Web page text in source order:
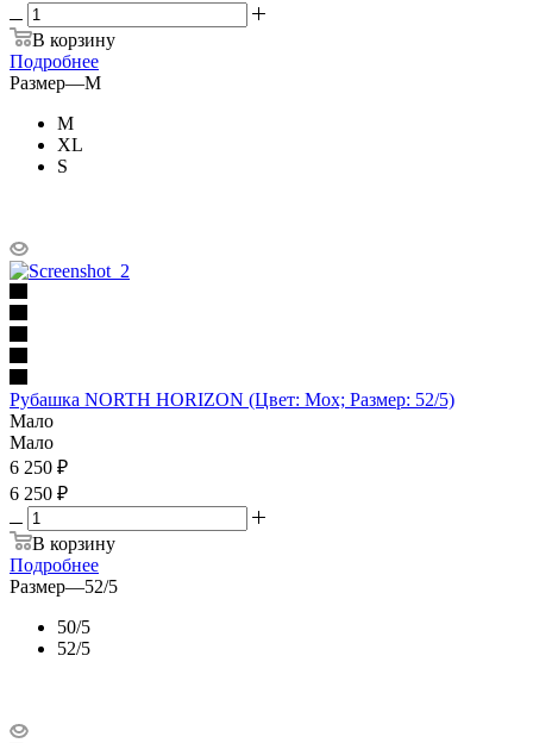
В корзину
Подробнее
Размер—M
M
XL
S
Рубашка NORTH HORIZON (Цвет: Мох; Размер: 52/5)
Мало
Мало
6 250 ₽
6 250 ₽
В корзину
Подробнее
Размер—52/5
50/5
52/5